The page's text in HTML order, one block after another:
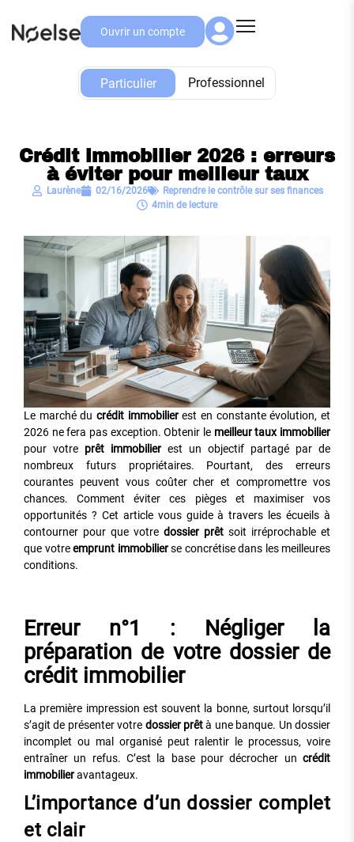
Ouvrir un compte
Particulier Professionnel
Particulier
Crédit immobilier 2026 : erreurs
à éviter pour meilleur taux
Laurène 02/16/2026
Reprendre le contrôle sur ses finances
4min de lecture
Le marché du crédit immobilierest en constante évolution, et
2026 ne fera pas exception. Obtenir le meilleur taux immobilier
pour votre prêt immobilierest un objectif partagé par de
nombreux futurs propriétaires. Pourtant, des erreurs
courantes peuvent vous coûter cher et compromettre vos
chances. Comment éviter ces pièges et maximiser vos
opportunités ? Cet article vous guide à travers les écueils à
contourner pour que votre dossier prêt soit irréprochable et
que votreemprunt immobilierse concrétise dans les meilleures
conditions.
Erreur n°1 : Négliger la
préparation de votre dossier de
crédit immobilier
La première impression est souvent la bonne, surtout lorsqu’il
s’agit de présenter votre dossier prêtà une banque. Un dossier
incomplet ou mal organisé peut ralentir le processus, voire
entraîner un refus. C’est la base pour décrocher un crédit
immobilieravantageux.
L’importance d’un dossier complet
et clair